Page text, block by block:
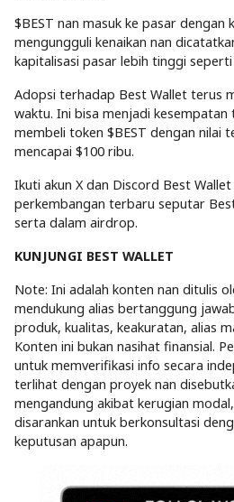
$BEST nan masuk ke pasar
mengungguli kenaikan nan
kapitalisasi pasar lebih tinggi seperti
Adopsi terhadap Best Wallet terus
waktu. Ini bisa menjadi
membeli token $BEST dengan nilai
mencapai $100 ribu.
Ikuti akun X dan Discord Best
perkembangan terbaru seputar
serta dalam airdrop.
KUNJUNGI BEST WALLET
Note: Ini adalah konten nan ditulis
mendukung alias bertanggung
produk, kualitas, keakuratan, alias
Konten ini bukan nasihat finansial.
untuk memverifikasi info secara
terlihat dengan proyek nan
mengandung akibat kerugian
disarankan untuk berkonsultasi
keputusan apapun.